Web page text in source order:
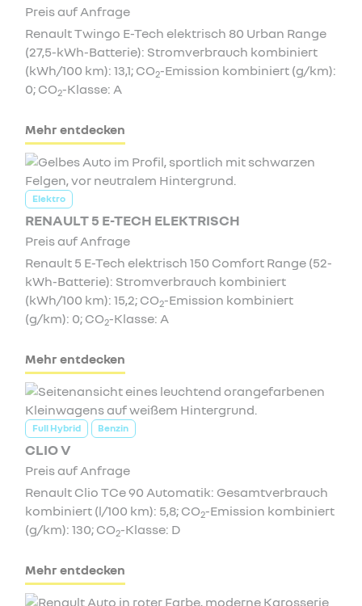
Preis auf Anfrage
Renault Twingo E-Tech elektrisch 80 Urban Range
(27,5-kWh-Batterie): Stromverbrauch kombiniert
(kWh/100 km): 13,1; CO2-Emission kombiniert (g/km):
0; CO2-Klasse: A
Mehr entdecken
Elektro
RENAULT 5 E-TECH ELEKTRISCH
Preis auf Anfrage
Renault 5 E-Tech elektrisch 150 Comfort Range (52-
kWh-Batterie): Stromverbrauch kombiniert
(kWh/100 km): 15,2; CO2-Emission kombiniert
(g/km): 0; CO2-Klasse: A
Mehr entdecken
Full Hybrid Benzin
CLIO V
Preis auf Anfrage
Renault Clio TCe 90 Automatik: Gesamtverbrauch
kombiniert (l/100 km): 5,8; CO2-Emission kombiniert
(g/km): 130; CO2-Klasse: D
Mehr entdecken